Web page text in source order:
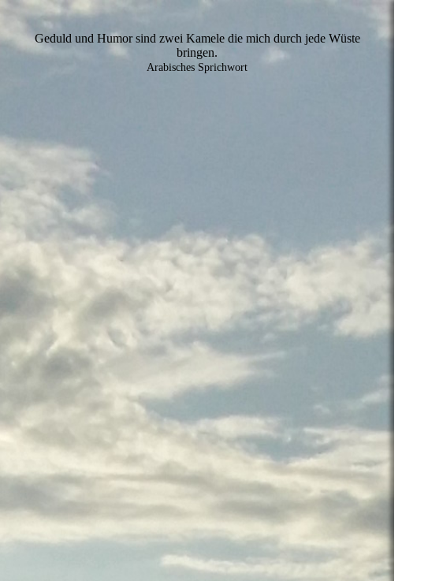
Geduld und Humor sind zwei Kamele die mich durch jede Wüste
bringen.
Arabisches Sprichwort